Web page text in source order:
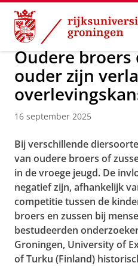
Skip
Content
Skip
Navigation
Over ons Faculty of
Oudere broers
ouder zijn
16 september 2025
Bij verschillende
van oudere broers of
in de vroege jeugd. De
negatief zijn, afhankelijk
competitie tussen de
broers en zussen bij
bestudeerden
Groningen, University of
of Turku (Finland)